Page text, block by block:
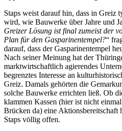
Staps weist darauf hin, dass in Greiz
wird, wie Bauwerke über Jahre und
Greizer Lösung ist final zumeist der
Plan für den Gasparinentempel?“
darauf, dass der Gasparinentempel
Nach seiner Meinung hat der
marktwirtschaftlich agierendes
begrenztes Interesse an
Greiz. Damals gehörten die
solche Bauwerke errichten ließ. Ob
klammen Kassen (hier ist nicht
Brücken da) eine Aktionsbereitschaft
Staps völlig offen.